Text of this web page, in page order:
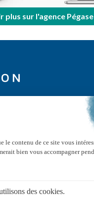
plus sur l'agence Pégase